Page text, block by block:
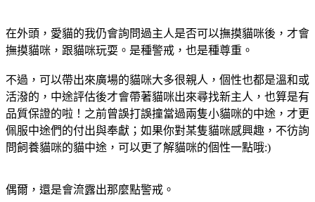
在外頭，愛貓的我仍會詢問過主人是否可以撫摸貓咪後，才會
撫摸貓咪，跟貓咪玩耍。是種警戒，也是種尊重。
不過，可以帶出來廣場的貓咪大多很親人，個性也都是溫和或
活潑的，中途評估後才會帶著貓咪出來尋找新主人，也算是有
品質保證的啦！之前曾誤打誤撞當過兩隻小貓咪的中途，才更
佩服中途們的付出與奉獻；如果你對某隻貓咪感興趣，不彷詢
問飼養貓咪的貓中途，可以更了解貓咪的個性一點哦:)
偶爾，還是會流露出那麼點警戒。